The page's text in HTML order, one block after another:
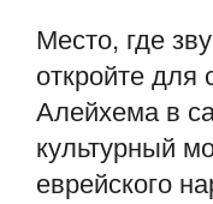
Место, где
откройте
Алейхема в
культурный
еврейского